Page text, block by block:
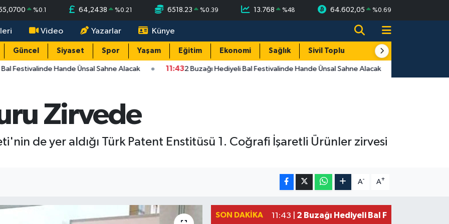
%0.1 64,2438 %0.21 6518.23 %0.39 13.768 %48 64.602,05 %0.69
Video Yazarlar Künye
Güncel Siyaset Spor Yaşam Eğitim Ekonomi Sağlık Sivil Toplum Turizm
Festivalinde Hande Ünsal Sahne Alacak 11:432 Buzağı Hediyeli Bal Festivalinde Hande Ünsal Sahne Alacak
Zirvede
de yer aldığı Türk Patent Enstitüsü 1. Coğrafi İşaretli Ürünler zirvesi
A- A+
SON DAKIKA 11:43 | 2 Buzağı Hediyeli Bal Festivalinde